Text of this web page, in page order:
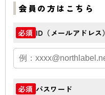
会員の方はこちら
必須 ID（メールアドレス）
必須 パスワード